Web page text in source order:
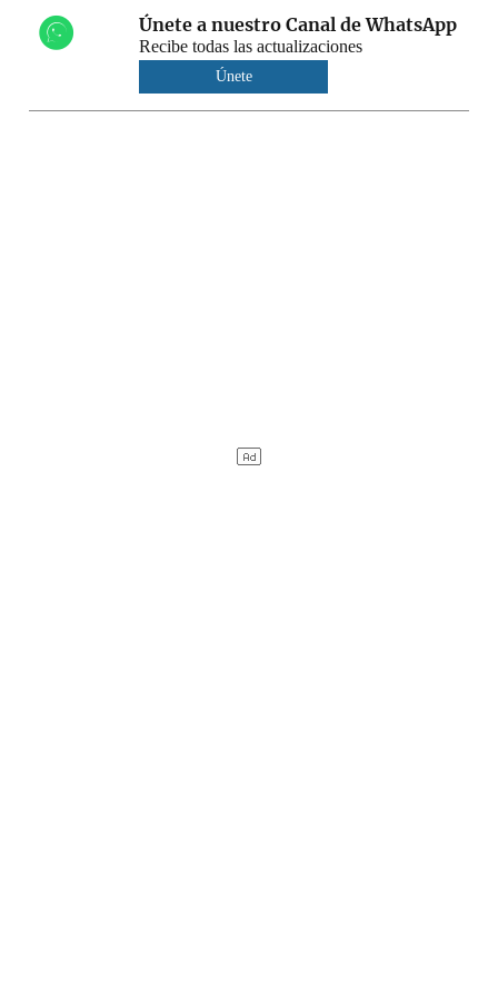
Únete a nuestro Canal de WhatsApp
Recibe todas las actualizaciones
Únete